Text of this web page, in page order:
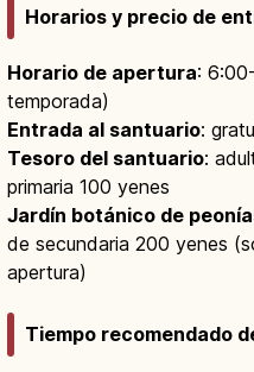
Horarios y precio de
Horario de apertura:
temporada)
Entrada al santuario:
Tesoro del santuario:
primaria 100 yenes
Jardín botánico de
de secundaria 200 yenes
apertura)
Tiempo recomendado